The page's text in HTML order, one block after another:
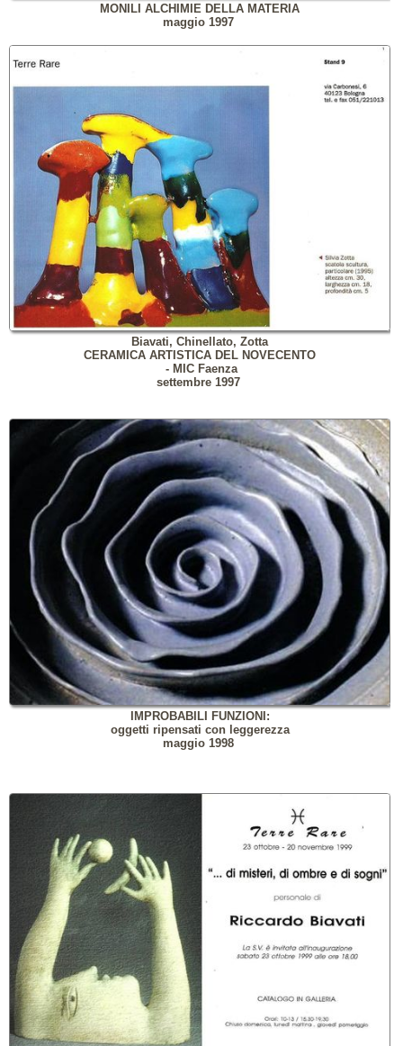
MONILI ALCHIMIE DELLA MATERIA
maggio 1997
Biavati, Chinellato, Zotta
CERAMICA ARTISTICA DEL NOVECENTO
- MIC Faenza
settembre 1997
IMPROBABILI FUNZIONI:
oggetti ripensati con leggerezza
maggio 1998